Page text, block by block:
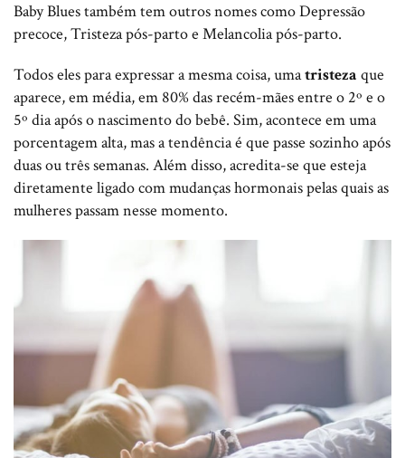
Baby Blues também tem outros nomes como Depressão
precoce, Tristeza pós-parto e Melancolia pós-parto.
Todos eles para expressar a mesma coisa, umatristeza que
aparece, em média, em 80% das recém-mães entre o 2º e o
5º dia após o nascimento do bebê. Sim, acontece em uma
porcentagem alta, mas a tendência é que passe sozinho após
duas ou três semanas. Além disso, acredita-se que esteja
diretamente ligado com mudanças hormonais pelas quais as
mulheres passam nesse momento.